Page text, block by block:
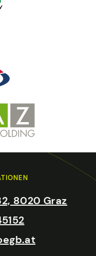
8020 Graz